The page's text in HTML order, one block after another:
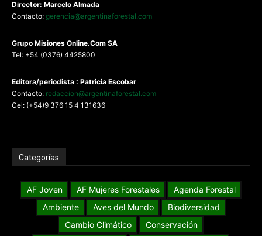
Director: Marcelo Almada
Contacto: gerencia@argentinaforestal.com
Grupo Misiones Online.Com SA
Tel: +54 (0376) 4425800
Editora/periodista : Patricia Escobar
Contacto: redaccion@argentinaforestal.com
Cel: (+54)9 376 15 4 131636
Categorías
AF Joven AF Mujeres Forestales
Agenda Forestal
Ambiente
Aves del Mundo
Biodiversidad
Cambio Climático
Conservación